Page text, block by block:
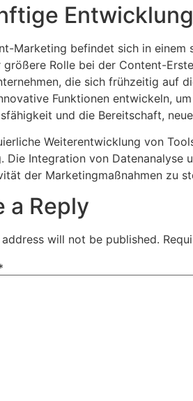
Marketing befindet sich in einem
größere Rolle bei der Content-
die sich frühzeitig auf
Funktionen entwickeln,
und die Bereitschaft,
Weiterentwicklung von
Die Integration von Datenanalyse
der Marketingmaßnahmen zu
a Reply
will not be published.